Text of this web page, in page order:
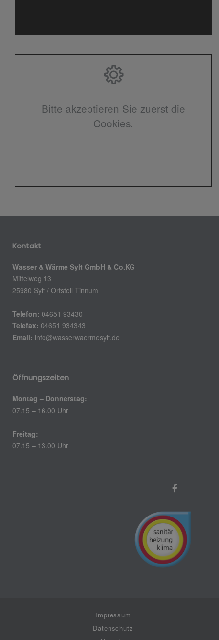
Bitte akzeptieren Sie zuerst die
Cookies.
Kontakt
Wasser & Wärme Sylt GmbH & Co.KG
Mittelweg 13
25980 Sylt / Ortsteil Tinnum
Telefon: 04651 93430
Telefax: 04651 934343
Email: info@wasserwaermesylt.de
Öffnungszeiten
Montag – Donnerstag:
07.15 – 16.00 Uhr
Freitag:
07.15 – 13.00 Uhr
Impressum
Datenschutz